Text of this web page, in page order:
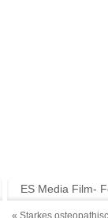
ES Media Film-
« Starkes